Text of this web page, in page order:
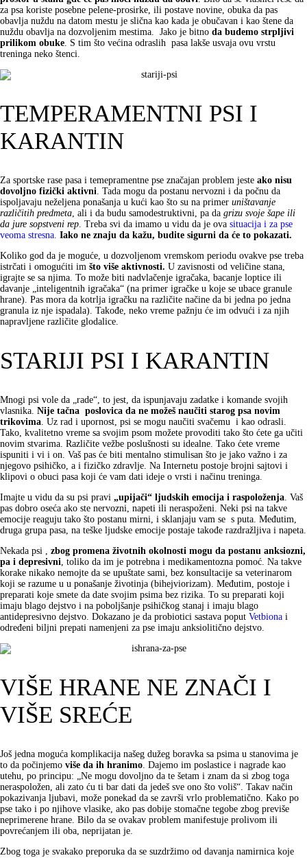
za psa koriste posebne pelene-prosirke, ili postave novine, obuka da pas
obavlja nuždu na datom mestu je slična kao kada je obučavan i kao štene da
nuždu obavlja na dozvoljenim mestima. Jako je bitno da budemo strpljivi
prilikom obuke . S tim što većina odraslih pasa lakše usvaja ovu vrstu
treninga neko štenci.
TEMPERAMENTNI PSI I
KARANTIN
Za sportske rase pasa i temepramentne pse značajan problem jeste ako nisu
dovoljno fizički aktivni . Tada mogu da postanu nervozni i da počnu da
ispoljavaju neželjena ponašanja u kući kao što su na primer uništavanje
različitih predmeta , ali i da budu samodestruktivni, pa da grizu svoje šape ili
da jure sopstveni rep . Treba svi da imamo u vidu da je ova situacija i za pse
veoma stresna. Iako ne znaju da kažu, budite sigurni da će to pokazati.
Koliko god da je moguće, u dozvoljenom vremskom periodu ovakve pse treba
istrčati i omogućiti im što više aktivnosti. U zavisnosti od veličine stana,
igrajte se sa njima. To može biti nadvlačenje igračaka, bacanje loptice ili
davanje „inteligentnih igračaka“ (na primer igračke u koje se ubace granule
hrane). Pas mora da kotrlja igračku na različite načine da bi jedna po jedna
granula iz nje ispadala). Takođe, neko vreme pažnju će im odvući i za njih
napravljene različite glodalice.
STARIJI PSI I KARANTIN
Mnogi psi vole da „rade“, to jest, da ispunjavaju zadatke i komande svojih
vlasnika. Nije tačna poslovica da ne možeš naučiti starog psa novim
trikovima. Uz rad i upornost, psi se mogu naučiti svačemu i kao odrasli.
Tako, kvalitetno vreme sa svojim psom možete provoditi tako što ćete ga učiti
novim stvarima. Različite vežbe poslušnosti su idealne. Tako ćete vreme
ispuniti i vi i on. Vaš pas će biti mentalno stimulisan što je jako važno i za
njegovo psihičko, a i fizičko zdravlje. Na Internetu postoje brojni sajtovi i
klipovi o obuci pasa koji će vam dati ideje o vrsti i načinu treninga.
Imajte u vidu da su psi pravi „upijači“ ljudskih emocija i raspoloženja. Vaš
pas dobro oseća ako ste nervozni, napeti ili neraspoženi. Neki psi na takve
emocije reaguju tako što postanu mirni, i sklanjaju vam se s puta. Međutim,
druga grupa pasa, na teške ljudske emocije postaje takođe razdražljiva i napeta.
Nekada psi , zbog promena životnih okolnosti mogu da postanu anksiozni,
pa i depresivni, toliko da im je potrebna i medikamentozna pomoć. Na takve
korake nikako nemojte da se upuštate sami, bez konsultacije sa veterinarom
koji se razume u u ponašanje životinja (bihejviorizam). Međutim, postoje i
preparati koje smete da date svojim psima bez rizika. To su preparati koji
imaju blago dejstvo i na poboljšanje psihičkog stanaj i imaju blago
antidepresivno dejstvo. Dokazano je da probiotici sastava poput Vetbiona i
određeni biljni prepati namenjeni za pse imaju anksiolitično dejstvo.
VIŠE HRANE NE ZNAČI I
VIŠE SREĆE
Još jedna moguća komplikacija našeg dužeg boravka sa psima u stanovima je
to da počinjemo više da ih hranimo. Dajemo im poslastice i nagrade kao
utehu, po principu: „Ne mogu dovoljno da te šetam i znam da si zbog toga
neraspoložen, ali zato ću ti bar dati da jedeš sve ono što voliš“. Takav način
pokazivanja ljubavi, može ponekad da se završi vrlo problematično. Kako po
pse tako i po njihove vlasike, ako pas dobije stomačne tegobe zbog previše
neprimerene hrane. Bilo da se ovakav problem manifestuje prolivom ili
povrećanjem ili oba, neprijatan je.
Zbog toga je svakako preporuka da se suzdržimo od davanja namirnica koje